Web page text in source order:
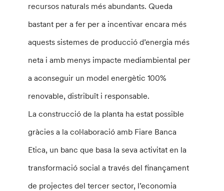
recursos naturals més abundants. Queda
bastant per a fer per a incentivar encara més
aquests sistemes de producció d’energia més
neta i amb menys impacte mediambiental per
a aconseguir un model energètic 100%
renovable, distribuït i responsable.
La construcció de la planta ha estat possible
gràcies a la col·laboració amb Fiare Banca
Etica, un banc que basa la seva activitat en la
transformació social a través del finançament
de projectes del tercer sector, l’economia